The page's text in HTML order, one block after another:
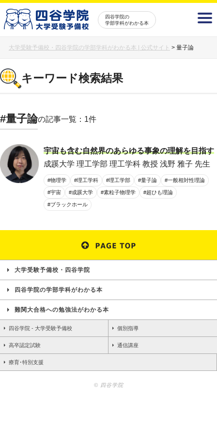
四谷学院の
学部学科がわかる本
大学受験予備校・四谷学院の学部学科がわかる本 | 公式サイト > 量子論
キーワード検索結果
#量子論の記事一覧：1件
宇宙も含む自然界のあらゆる事象の理解を目指す
成蹊大学 理工学部 理工学科 教授 浅野 雅子 先生
#物理学 #理工学科 #理工学部 #量子論 #一般相対性理論
#宇宙 #成蹊大学 #素粒子物理学 #超ひも理論
#ブラックホール
大学受験予備校・四谷学院
四谷学院の学部学科がわかる本
難関大合格への勉強法がわかる本
四谷学院 - 大学受験予備校 個別指導
高卒認定試験 通信講座
療育･特別支援
© 四谷学院